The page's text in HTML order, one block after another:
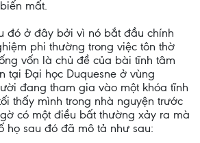
mất.
đó ở đây bởi vì nó bắt đầu chính
phi thường trong việc tôn thờ
vốn là chủ đề của bài tĩnh tâm
tại Đại học Duquesne ở vùng
đang tham gia vào một khóa tĩnh
thấy mình trong nhà nguyện trước
có một điều bất thường xảy ra mà
họ sau đó đã mô tả như sau: